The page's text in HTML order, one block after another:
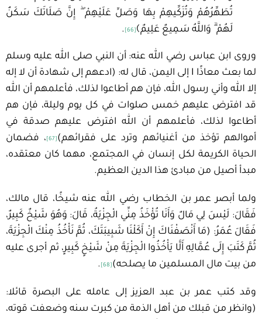
تُطَهِّرُهُمْ وَتُزَكِّيهِمْ بِهَا وَصَلِّ عَلَيْهِمْ ۖ إِنَّ صَلَاتَكَ سَكَنٌ
لَهُمْ ۗ وَاللَّهُ سَمِيعٌ عَلِيمٌ﴾ [66]
.
وروى ابن عباس رضي الله عنه: أن النبي صلى الله عليه وسلم
لما بعث معاذًا I إلى اليمن، قال له: (ادعهم إلى شهادة أن لا إله
إلا الله وأني رسول الله، فإن هم أطاعوا لذلك، فأعلمهم أن الله
قد افترض عليهم خمس صلوات في كل يوم وليلة، فإن هم
أطاعوا لذلك، فأعلمهم أن الله افترض عليهم صدقة في
أموالهم تؤخذ من أغنيائهم وترد على فقرائهم) [67]
، فضمان
الحياة الكريمة لكل إنسان في المجتمع، مهما كان معتقده،
مبدأ أصيل من مبادئ هذا الدين العظيم.
ولما أبصر عمر بن الخطاب رضي الله عنه شيخًا، قال مالك،
فَقَالَ: لَيْسَ لِي مَالٌ وَأَنَا تُؤْخَذُ مِنِّي الْجِزْيَةُ، قَالَ: وَهُوَ شَيْخٌ كَبِيرٌ،
فَقَالَ عُمَرُ: (مَا أَنْصَفْنَاكَ إِنْ أَكَلْنَا شَبِيبَتَكَ، ثُمَّ نَأْخُذُ مِنْكَ الْجِزْيَةَ،
ثُمَّ كَتَبَ إِلَى عُمَّالِهِ أَلَّا يَأْخُذُوا الْجِزْيَةَ مِنْ شَيْخٍ كَبِيرٍ، ثم أجرى عليه
من بيت مال المسلمين ما يصلحه) [68]
.
وقد كتب عمر بن عبد العزيز إلى عامله على البصرة قائلا:
(وانظر من قبلك من أهل الذمة من كبرت سنه وضعفت قوته،